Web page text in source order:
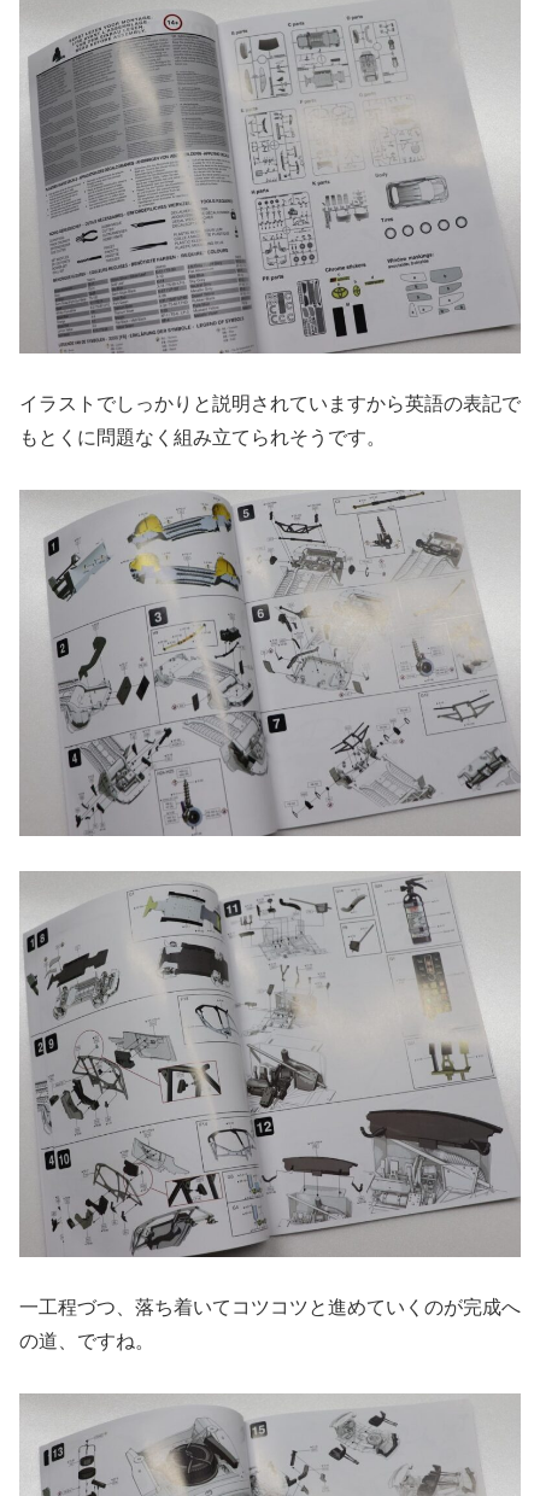
イラストでしっかりと説明されていますから英語の表記で
もとくに問題なく組み立てられそうです。
一工程づつ、落ち着いてコツコツと進めていくのが完成へ
の道、ですね。